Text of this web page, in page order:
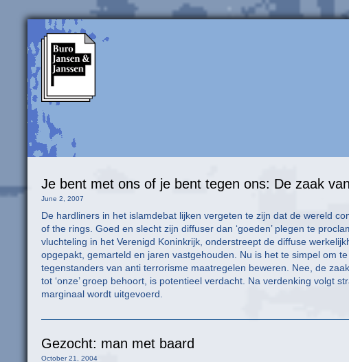
Je bent met ons of je bent tegen ons: De zaak
June 2, 2007
De hardliners in het islamdebat lijken vergeten te zijn dat de wereld
of the rings. Goed en slecht zijn diffuser dan ‘goeden’ plegen te
vluchteling in het Verenigd Koninkrijk, onderstreept de diffuse
opgepakt, gemarteld en jaren vastgehouden. Nu is het te simpel om
tegenstanders van anti terrorisme maatregelen beweren. Nee, de
tot ‘onze’ groep behoort, is potentieel verdacht. Na verdenking volgt
marginaal wordt uitgevoerd.
Gezocht: man met baard
October 21, 2004